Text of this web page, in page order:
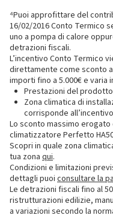
⁴Puoi approfittare del
16/02/2016 Conto Termico
uno a pompa di calore
detrazioni fiscali.
L’incentivo Conto Termico
direttamente come sconto
importi fino a 5.000€ e varia
Prestazioni del
Zona climatica di
corrisponde
Lo sconto massimo
climatizzatore Perfetto
Scopri in quale zona
tua zona qui.
Condizioni e limitazioni
dettagli puoi consultare la
Le detrazioni fiscali fino al
ristrutturazioni edilizie,
a variazioni secondo la